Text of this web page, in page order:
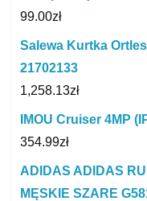
99.00zł
Salewa Kurtka
21702133
1,258.13zł
IMOU Cruiser 4MP
354.99zł
ADIDAS ADIDAS
MĘSKIE SZARE